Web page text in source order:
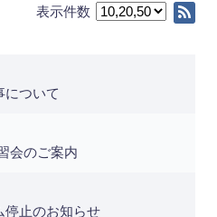
表示件数
について
会のご案内
停止のお知らせ